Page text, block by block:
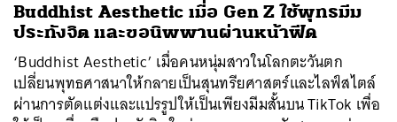
Buddhist Aesthetic เมื่อ Gen Z ใช้พุทธมีม
ประทังจิต และขอนิพพานผ่านหน้าฟีด
‘Buddhist Aesthetic’ เมื่อคนหนุ่มสาวในโลกตะวันตก
เปลี่ยนพุทธศาสนาให้กลายเป็นสุนทรียศาสตร์และไลฟ์สไตล์
ผ่านการตัดแต่งและแปรรูปให้เป็นเพียงมีมสั้นบน TikTok เพื่อ